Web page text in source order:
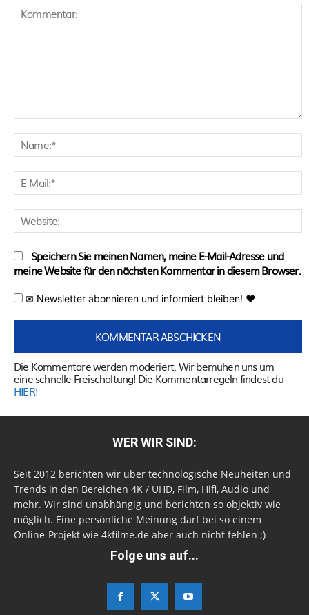
Speichern Sie meinen Namen, meine E-Mail-Adresse und
meine Website für den nächsten Kommentar in diesem Browser.
✉ Newsletter abonnieren und informiert bleiben! ♥
Die Kommentare werden moderiert. Wir bemühen uns um
eine schnelle Freischaltung! Die Kommentarregeln findest du
HIER!
WER WIR SIND:
Seit 2012 berichten wir über technologische Neuheiten und
Trends in den Bereichen 4K / UHD, Film, Hifi, Audio und
mehr. Wir sind unabhängig und berichten so objektiv wie
möglich. Eine persönliche Meinung darf bei so einem
Online-Projekt wie 4kfilme.de aber auch nicht fehlen ;)
Folge uns auf...